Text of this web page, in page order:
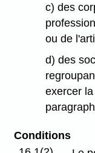
c) des
ou de
d) des
exercer
Conditions